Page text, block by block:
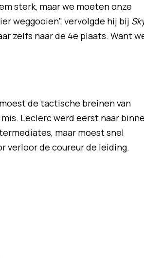
sterk, maar we moeten onze
weggooien", vervolgde hij bij
zelfs naar de 4e plaats. Want
de tactische breinen van
Leclerc werd eerst naar
maar moest snel
verloor de coureur de leiding.